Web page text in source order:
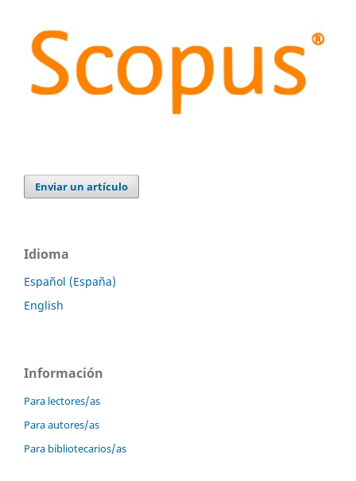
Enviar un artículo
Idioma
Español (España)
English
Información
Para lectores/as
Para autores/as
Para bibliotecarios/as